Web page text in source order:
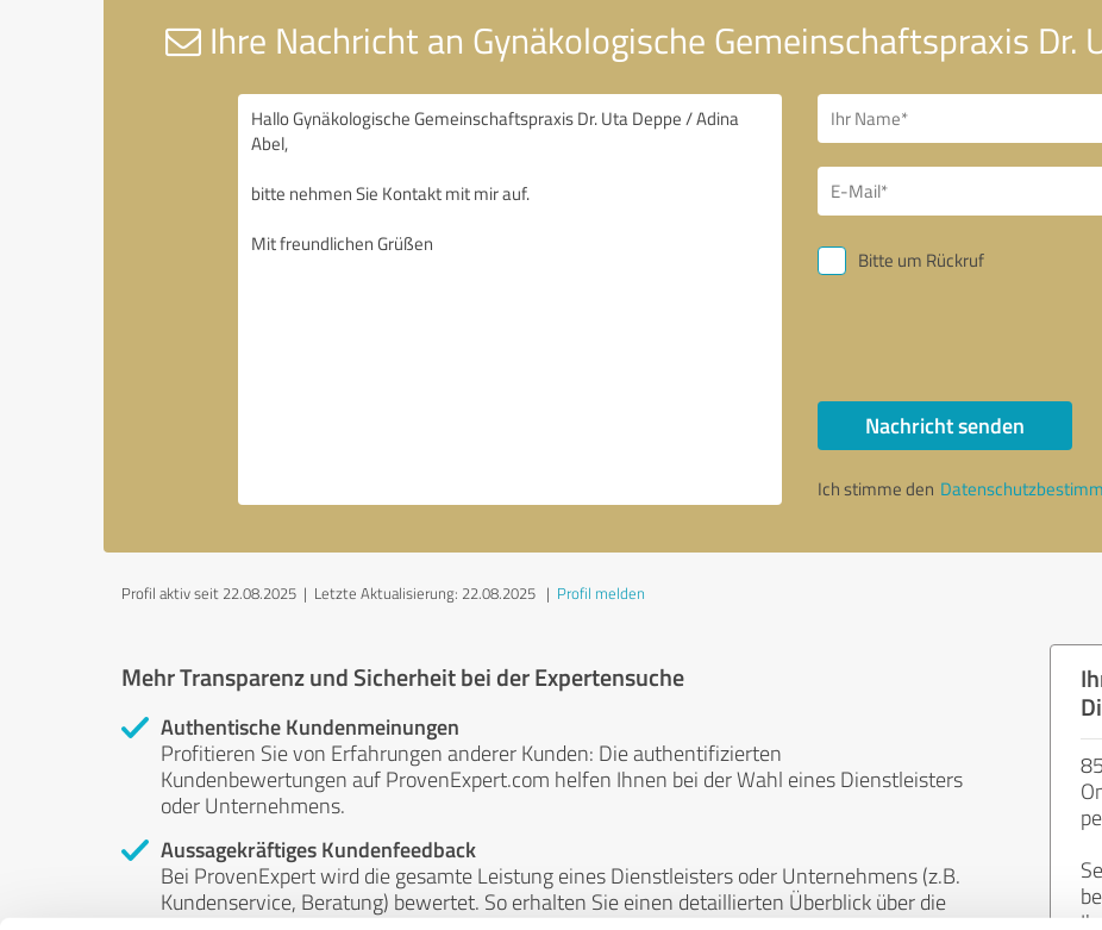
Ihre Nachricht an Gynäkologische Gemeinschaftspraxis Dr.
Bitte um Rückruf
Nachricht senden
Ich stimme den
Profil aktiv seit 22.08.2025 | Letzte Aktualisierung: 22.08.2025 | Profil melden
Mehr Transparenz und Sicherheit bei der Expertensuche
Authentische Kundenmeinungen
Profitieren Sie von Erfahrungen anderer Kunden: Die authentifizierten
Kundenbewertungen auf ProvenExpert.com helfen Ihnen bei der Wahl eines Dienstleisters
oder Unternehmens.
Aussagekräftiges Kundenfeedback
Bei ProvenExpert wird die gesamte Leistung eines Dienstleisters oder Unternehmens (z.B.
Kundenservice, Beratung) bewertet. So erhalten Sie einen detaillierten Überblick über die